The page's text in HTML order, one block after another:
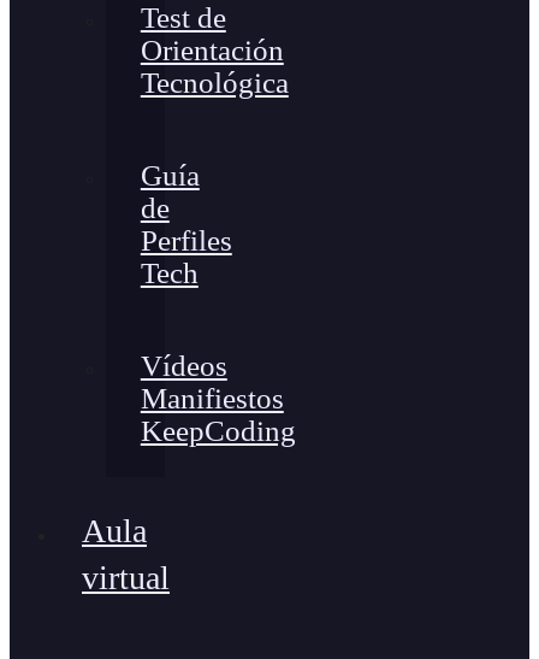
Test de
Orientación
Tecnológica
Guía
de
Perfiles
Tech
Vídeos
Manifiestos
KeepCoding
Aula
virtual